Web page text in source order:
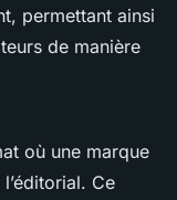
permettant ainsi
de manière
où une marque
Ce